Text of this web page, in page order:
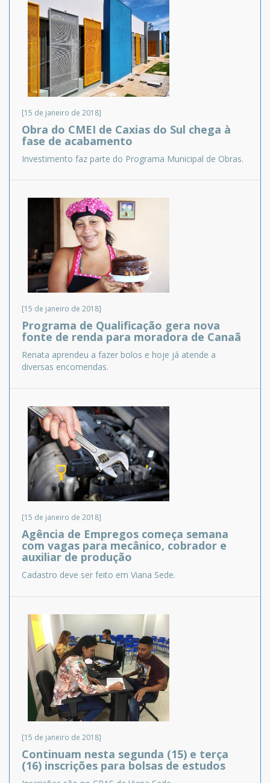
[15 de janeiro de 2018]
Obra do CMEI de Caxias do Sul chega à
fase de acabamento
Investimento faz parte do Programa Municipal de Obras.
[15 de janeiro de 2018]
Programa de Qualificação gera nova
fonte de renda para moradora de Canaã
Renata aprendeu a fazer bolos e hoje já atende a
diversas encomendas.
[15 de janeiro de 2018]
Agência de Empregos começa semana
com vagas para mecânico, cobrador e
auxiliar de produção
Cadastro deve ser feito em Viana Sede.
[15 de janeiro de 2018]
Continuam nesta segunda (15) e terça
(16) inscrições para bolsas de estudos